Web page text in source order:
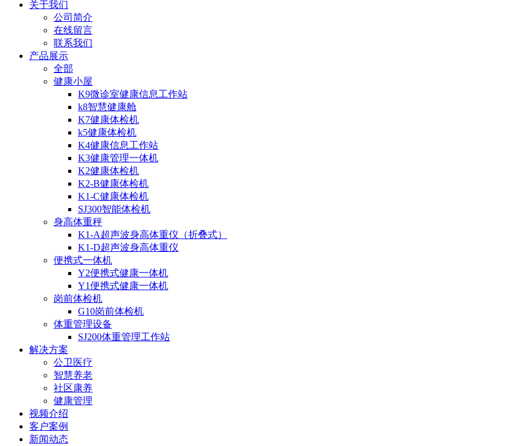
关于我们
公司简介
在线留言
联系我们
产品展示
全部
健康小屋
K9微诊室健康信息工作站
k8智慧健康舱
K7健康体检机
k5健康体检机
K4健康信息工作站
K3健康管理一体机
K2健康体检机
K2-B健康体检机
K1-C健康体检机
SJ300智能体检机
身高体重秤
K1-A超声波身高体重仪（折叠式）
K1-D超声波身高体重仪
便携式一体机
Y2便携式健康一体机
Y1便携式健康一体机
岗前体检机
G10岗前体检机
体重管理设备
SJ200体重管理工作站
解决方案
公卫医疗
智慧养老
社区康养
健康管理
视频介绍
客户案例
新闻动态